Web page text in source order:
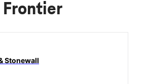
Frontier
Stonewall